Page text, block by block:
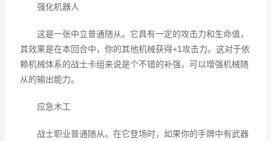
强化机器人
这是一张中立普通随从。它具有一定的攻击力和生命值，
其效果是在本回合中，你的其他机械获得+1攻击力。这对于依
赖机械体系的战士卡组来说是个不错的补强，可以增强机械随
从的输出能力。
应急木工
战士职业普通随从。在它登场时，如果你的手牌中有武器